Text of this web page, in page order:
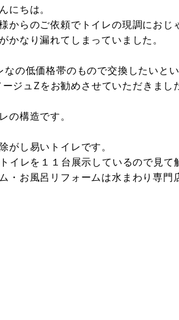
にちは。
からのご依頼でトイレの現調におじ
かなり漏れてしまっていました。
の低価格帯のもので交換したいと
ジュZをお勧めさせていただきまし
の構造です。
がし易いトイレです。
イレを１１台展示しているので見て
・お風呂リフォームは水まわり専